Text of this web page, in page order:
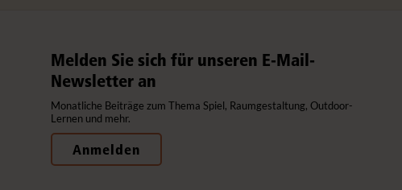
Melden Sie sich für unseren E-Mail-
Newsletter an
Monatliche Beiträge zum Thema Spiel, Raumgestaltung, Outdoor-
Lernen und mehr.
Anmelden